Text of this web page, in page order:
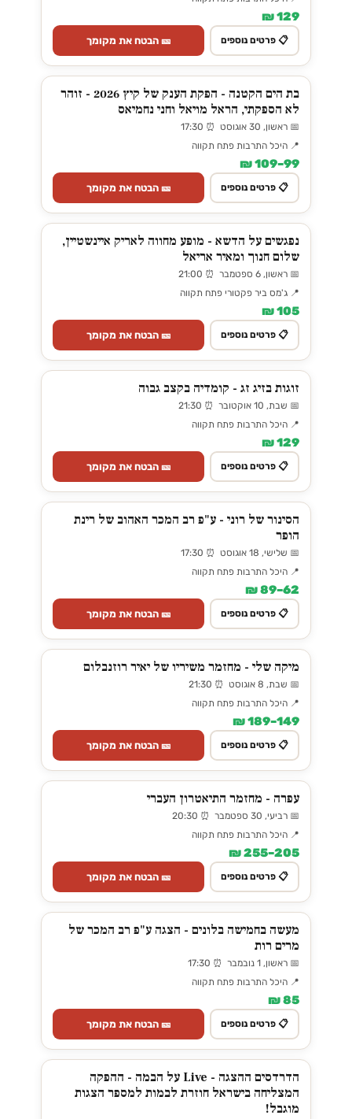
129 ₪
📋 פרטים נוספים 🎫 הבטח את מקומך
בת הים הקטנה - הפקת הענק של קיץ 2026 - זוהר
לא הספקתי, הראל מויאל וחני נחמיאס
📅 ראשון, 30 אוגוסט ⏰ 17:30
📍 היכל התרבות פתח תקווה
99–109 ₪
📋 פרטים נוספים 🎫 הבטח את מקומך
נפגשים על הדשא - מופע מחווה לאריק איינשטיין,
שלום חנוך ומאיר אריאל
📅 ראשון, 6 ספטמבר ⏰ 21:00
📍 ג'מס ביר פקטורי פתח תקווה
105 ₪
📋 פרטים נוספים 🎫 הבטח את מקומך
זוגות בזיג זג - קומדיה בקצב גבוה
📅 שבת, 10 אוקטובר ⏰ 21:30
📍 היכל התרבות פתח תקווה
129 ₪
📋 פרטים נוספים 🎫 הבטח את מקומך
הסינור של רוני - ע"פ רב המכר האהוב של רינת
הופר
📅 שלישי, 18 אוגוסט ⏰ 17:30
📍 היכל התרבות פתח תקווה
62–89 ₪
📋 פרטים נוספים 🎫 הבטח את מקומך
מיקה שלי - מחזמר משיריו של יאיר רוזנבלום
📅 שבת, 8 אוגוסט ⏰ 21:30
📍 היכל התרבות פתח תקווה
149–189 ₪
📋 פרטים נוספים 🎫 הבטח את מקומך
עפרה - מחזמר התיאטרון העברי
📅 רביעי, 30 ספטמבר ⏰ 20:30
📍 היכל התרבות פתח תקווה
205–255 ₪
📋 פרטים נוספים 🎫 הבטח את מקומך
מעשה בחמישה בלונים - הצגה ע"פ רב המכר של
מרים רות
📅 ראשון, 1 נובמבר ⏰ 17:30
📍 היכל התרבות פתח תקווה
85 ₪
📋 פרטים נוספים 🎫 הבטח את מקומך
הדרדסים ההצגה - Live על הבמה - ההפקה
המצליחה בישראל חוזרת לבמות למספר הצגות
מוגבל!